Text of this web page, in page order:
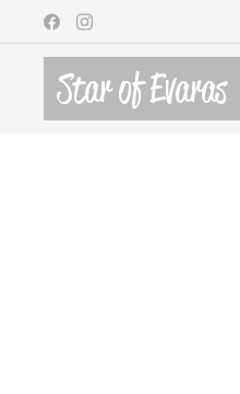
Star of Evaras